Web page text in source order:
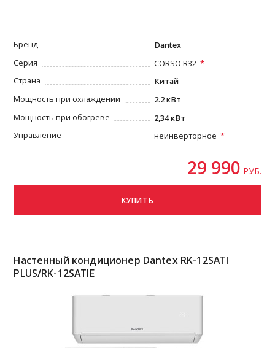
Бренд
Dantex
Серия
CORSO R32
Страна
Китай
Мощность при охлаждении
2.2 кВт
Мощность при обогреве
2,34 кВт
Управление
неинверторное
29 990 РУБ.
КУПИТЬ
Настенный кондиционер Dantex RK-12SATI
PLUS/RK-12SATIE